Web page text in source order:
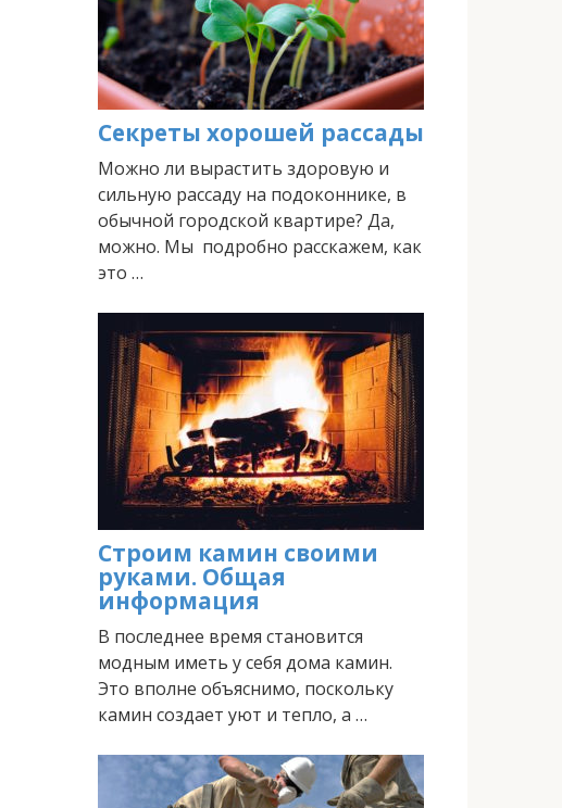
Секреты хорошей рассады
Можно ли вырастить здоровую и
сильную рассаду на подоконнике, в
обычной городской квартире? Да,
можно. Мы подробно расскажем, как
это …
Строим камин своими
руками. Общая
информация
В последнее время становится
модным иметь у себя дома камин.
Это вполне объяснимо, поскольку
камин создает уют и тепло, а …